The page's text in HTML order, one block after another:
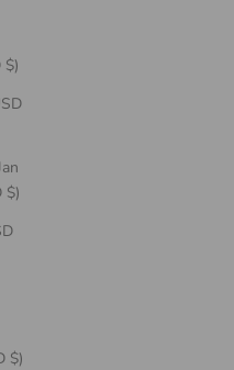
Sudan (USD $)
Mayen (USD $)
Taiwan (USD $)